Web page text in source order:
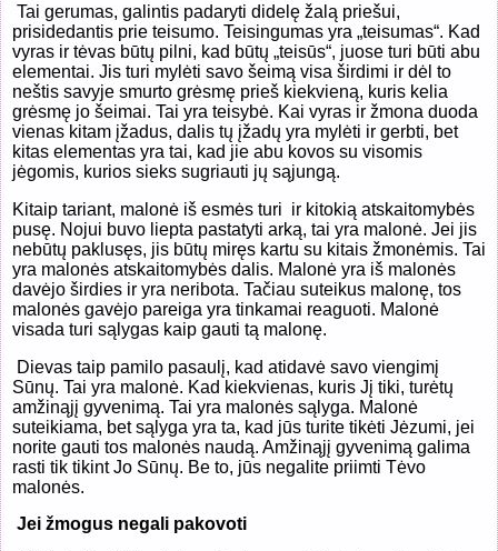
Tai gerumas, galintis padaryti didelę žalą priešui,
prisidedantis prie teisumo. Teisingumas yra „teisumas“. Kad
vyras ir tėvas būtų pilni, kad būtų „teisūs“, juose turi būti abu
elementai. Jis turi mylėti savo šeimą visa širdimi ir dėl to
neštis savyje smurto grėsmę prieš kiekvieną, kuris kelia
grėsmę jo šeimai. Tai yra teisybė. Kai vyras ir žmona duoda
vienas kitam įžadus, dalis tų įžadų yra mylėti ir gerbti, bet
kitas elementas yra tai, kad jie abu kovos su visomis
jėgomis, kurios sieks sugriauti jų sąjungą.
Kitaip tariant, malonė iš esmės turi ir kitokią atskaitomybės
pusę. Nojui buvo liepta pastatyti arką, tai yra malonė. Jei jis
nebūtų paklusęs, jis būtų miręs kartu su kitais žmonėmis. Tai
yra malonės atskaitomybės dalis. Malonė yra iš malonės
davėjo širdies ir yra neribota. Tačiau suteikus malonę, tos
malonės gavėjo pareiga yra tinkamai reaguoti. Malonė
visada turi sąlygas kaip gauti tą malonę.
Dievas taip pamilo pasaulį, kad atidavė savo viengimį
Sūnų. Tai yra malonė. Kad kiekvienas, kuris Jį tiki, turėtų
amžinąjį gyvenimą. Tai yra malonės sąlyga. Malonė
suteikiama, bet sąlyga yra ta, kad jūs turite tikėti Jėzumi, jei
norite gauti tos malonės naudą. Amžinąjį gyvenimą galima
rasti tik tikint Jo Sūnų. Be to, jūs negalite priimti Tėvo
malonės.
Jei žmogus negali pakovoti